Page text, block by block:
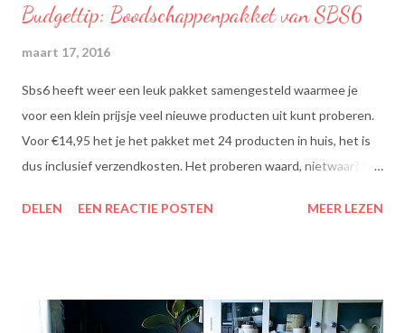
Budgettip: Boodschappenpakket van SBS6
maart 17, 2016
Sbs6 heeft weer een leuk pakket samengesteld waarmee je
voor een klein prijsje veel nieuwe producten uit kunt proberen.
Voor €14,95 het je het pakket met 24 producten in huis, het is
dus inclusief verzendkosten. Het proberen waard, nietwaar? Dit
theesmaken van Lipton: voor een goed moment dat heerlijk
mengsel van zonnebloem-, lijnzaad- en koolzaadolie. Het bevat
DELEN EEN REACTIE POSTEN MEER LEZEN